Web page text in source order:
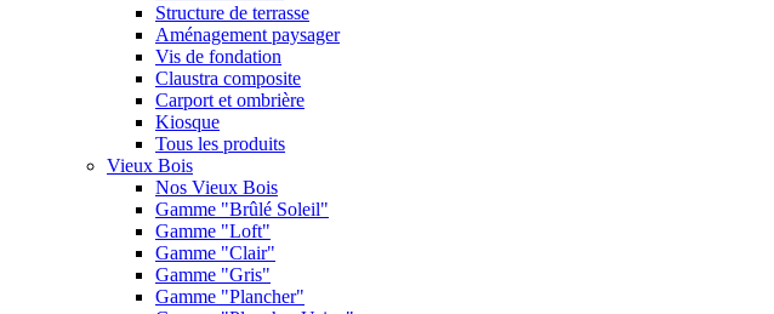
Structure de terrasse
Aménagement paysager
Vis de fondation
Claustra composite
Carport et ombrière
Kiosque
Tous les produits
Vieux Bois
Nos Vieux Bois
Gamme "Brûlé Soleil"
Gamme "Loft"
Gamme "Clair"
Gamme "Gris"
Gamme "Plancher"